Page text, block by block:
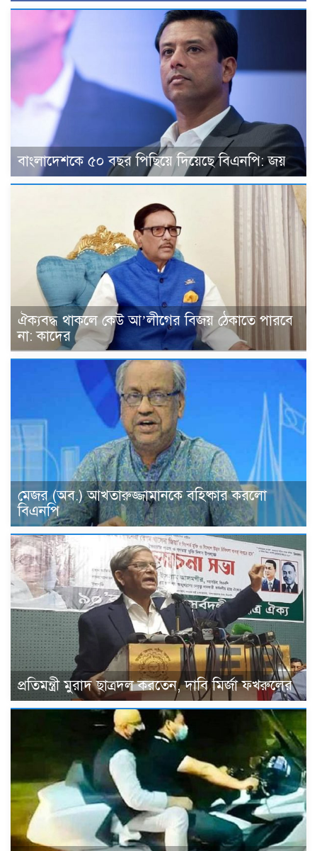
বাংলাদেশকে ৫০ বছর পিছিয়ে দিয়েছে বিএনপি: জয়
ঐক্যবদ্ধ থাকলে কেউ আ’লীগের বিজয় ঠেকাতে পারবে
না: কাদের
মেজর (অব.) আখতারুজ্জামানকে বহিষ্কার করলো
বিএনপি
প্রতিমন্ত্রী মুরাদ ছাত্রদল করতেন, দাবি মির্জা ফখরুলের